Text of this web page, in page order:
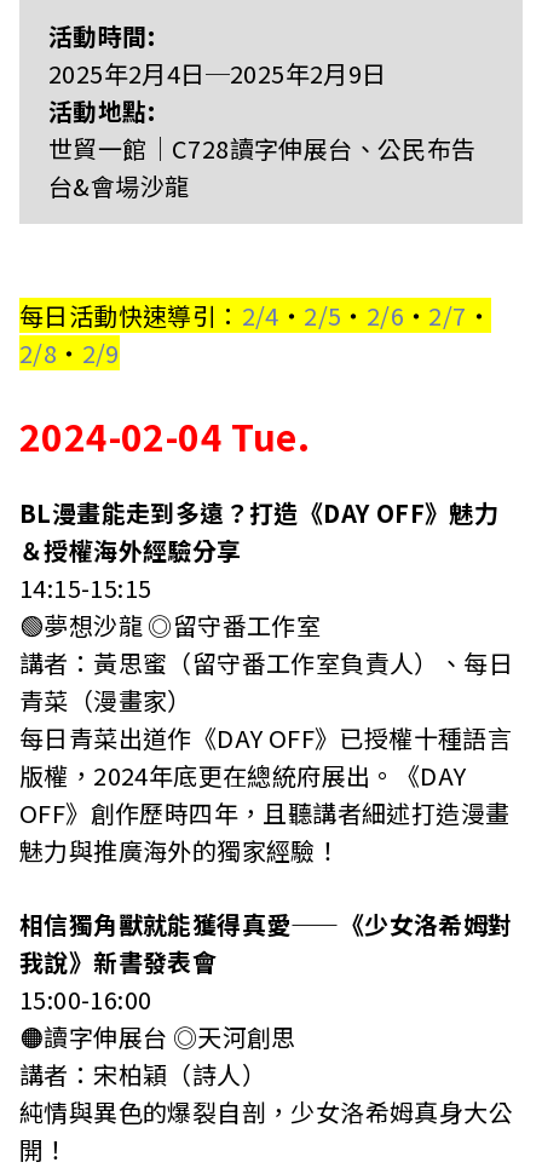
活動時間:
2025年2月4日─2025年2月9日
活動地點:
世貿一館｜C728讀字伸展台、公民布告
台&會場沙龍
每日活動快速導引： 2/4 ・ 2/5 ・ 2/6 ・ 2/7 ・
2/8 ・ 2/9
2024-02-04 Tue.
BL漫畫能走到多遠？打造《DAY OFF》魅力
＆授權海外經驗分享
14:15-15:15
🟢夢想沙龍 ◎留守番工作室
講者：黃思蜜（留守番工作室負責人）、每日
青菜（漫畫家）
每日青菜出道作《DAY OFF》已授權十種語言
版權，2024年底更在總統府展出。《DAY
OFF》創作歷時四年，且聽講者細述打造漫畫
魅力與推廣海外的獨家經驗！
相信獨角獸就能獲得真愛——《少女洛希姆對
我說》新書發表會
15:00-16:00
🟠讀字伸展台 ◎天河創思
講者：宋柏穎（詩人）
純情與異色的爆裂自剖，少女洛希姆真身大公
開！